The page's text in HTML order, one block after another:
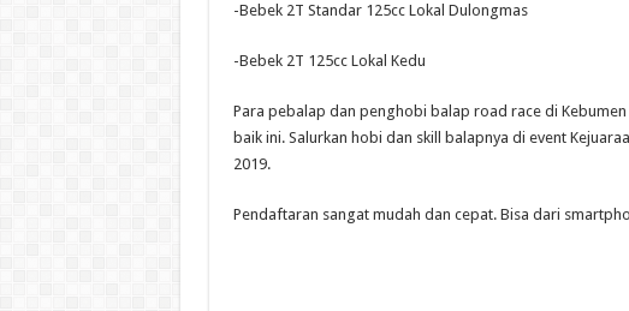
-Bebek 2T Standar 125cc Lokal Dulongmas
-Bebek 2T 125cc Lokal Kedu
Para pebalap dan penghobi balap road race di
baik ini. Salurkan hobi dan skill balapnya di event
2019.
Pendaftaran sangat mudah dan cepat. Bisa dari